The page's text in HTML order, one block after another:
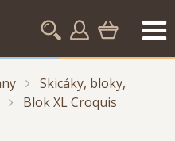
Skicáky, bloky,
Blok XL Croquis